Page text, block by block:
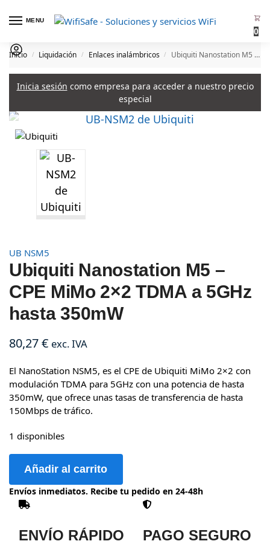
MENU
0
Inicio / Liquidación / Enlaces inalámbricos / Ubiquiti Nanostation M5 – CPE MiMo 2×2 TDMA a 5GHz hasta 350mW
Inicia sesión como empresa para acceder a nuestro precio
especial
UB NSM5
Ubiquiti Nanostation M5 –
CPE MiMo 2×2 TDMA a 5GHz
hasta 350mW
80,27€ exc. IVA
El NanoStation NSM5, es el CPE de Ubiquiti MiMo 2×2 con
modulación TDMA para 5GHz con una potencia de hasta
350mW, que ofrece unas tasas de transferencia de hasta
150Mbps de tráfico.
1 disponibles
Añadir al carrito
Envíos inmediatos. Recibe tu pedido en 24-48h
ENVÍO RÁPIDO PAGO SEGURO